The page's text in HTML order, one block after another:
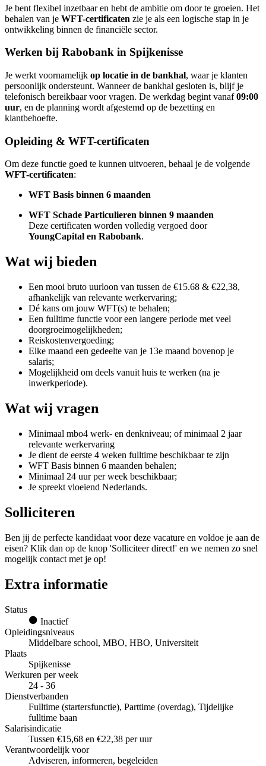
Je bent flexibel inzetbaar en hebt de ambitie om door te groeien. Het
behalen van je WFT-certificaten zie je als een logische stap in je
ontwikkeling binnen de financiële sector.
Werken bij Rabobank in Spijkenisse
Je werkt voornamelijk op locatie in de bankhal, waar je klanten
persoonlijk ondersteunt. Wanneer de bankhal gesloten is, blijf je
telefonisch bereikbaar voor vragen. De werkdag begint vanaf09:00
uur, en de planning wordt afgestemd op de bezetting en
klantbehoefte.
Opleiding & WFT-certificaten
Om deze functie goed te kunnen uitvoeren, behaal je de volgende
WFT-certificaten:
WFT Basis binnen 6 maanden
WFT Schade Particulieren binnen 9 maanden
Deze certificaten worden volledig vergoed door
YoungCapital en Rabobank.
Wat wij bieden
Een mooi bruto uurloon van tussen de €15.68 & €22,38,
afhankelijk van relevante werkervaring;
Dé kans om jouw WFT(s) te behalen;
Een fulltime functie voor een langere periode met veel
doorgroeimogelijkheden;
Reiskostenvergoeding;
Elke maand een gedeelte van je 13e maand bovenop je
salaris;
Mogelijkheid om deels vanuit huis te werken (na je
inwerkperiode).
Wat wij vragen
Minimaal mbo4 werk- en denkniveau; of minimaal 2 jaar
relevante werkervaring
Je dient de eerste 4 weken fulltime beschikbaar te zijn
WFT Basis binnen 6 maanden behalen;
Minimaal 24 uur per week beschikbaar;
Je spreekt vloeiend Nederlands.
Solliciteren
Ben jij de perfecte kandidaat voor deze vacature en voldoe je aan de
eisen? Klik dan op de knop 'Solliciteer direct!' en we nemen zo snel
mogelijk contact met je op!
Extra informatie
Status
Inactief
Opleidingsniveaus
Middelbare school, MBO, HBO, Universiteit
Plaats
Spijkenisse
Werkuren per week
24 - 36
Dienstverbanden
Fulltime (startersfunctie), Parttime (overdag), Tijdelijke
fulltime baan
Salarisindicatie
Tussen €15,68 en €22,38 per uur
Verantwoordelijk voor
Adviseren, informeren, begeleiden